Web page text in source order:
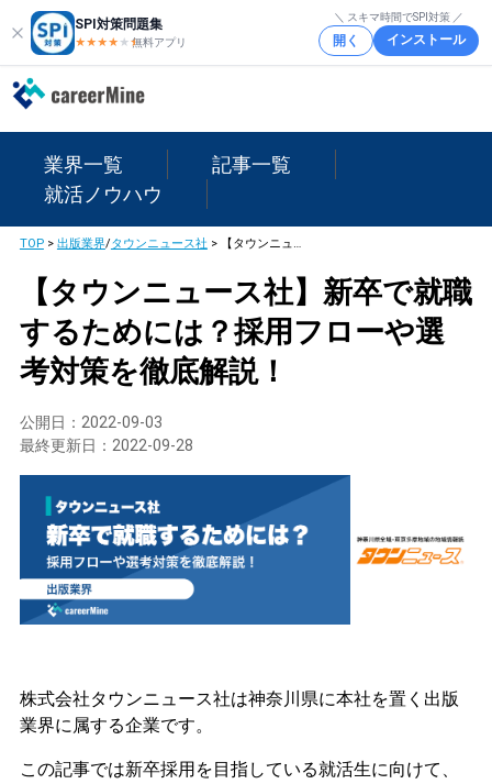
SPI対策問題集
★★★★ ★★
無料アプリ
＼ スキマ時間でSPI対策 ／
開く インストール
業界一覧
記事一覧
就活ノウハウ
TOP> 出版業界/タウンニュース社 > 【タウンニュース社】新卒で就職するためには？採用フローや選考対策を徹底解説！
【タウンニュース社】新卒で就職
するためには？採用フローや選
考対策を徹底解説！
公開日： 2022-09-03
最終更新日： 2022-09-28
株式会社タウンニュース社は神奈川県に本社を置く出版
業界に属する企業です。
この記事では新卒採用を目指している就活生に向けて、